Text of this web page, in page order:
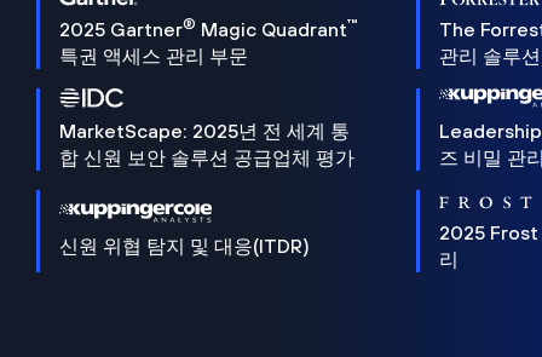
2025 Gartner® Magic Quadrant™
특권 액세스 관리 부문
The
관리 솔루
MarketScape: 2025년 전 세계 통
합 신원 보안 솔루션 공급업체 평가
즈 비밀 관
신원 위협 탐지 및 대응(ITDR)
2025 Frost
리